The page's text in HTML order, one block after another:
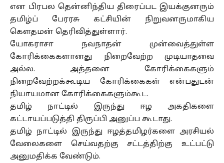
என பிரபல தென்னிந்திய திரைப்பட இயக்குனரும்
தமிழ்ப் பேரரசு கட்சியின் நிறுவனருமாகிய
கௌதமன் தெரிவித்துள்ளார்.
யோகராசா நவநாதன் முன்வைத்துள்ள
கோரிக்கைகளானது நிறைவேற்ற முடியாதவை
அல்ல. அத்தனை கோரிக்கைகளும்
நிறைவேற்றக்கூடிய கோரிக்கைகள் என்பதுடன்
நியாயமான கோரிக்கைகளும்கூட.
தமிழ் நாட்டில் இருந்து ஈழ அகதிகளை
கட்டாயப்படுத்தி திருப்பி அனுப்ப கூடாது.
தமிழ் நாட்டில் இருந்து ஈழத்தமிழர்களை அரசியல்
வேலைகளை செய்வதற்கு சட்டத்திற்கு உட்பட்டு
அனுமதிக்க வேண்டும்.